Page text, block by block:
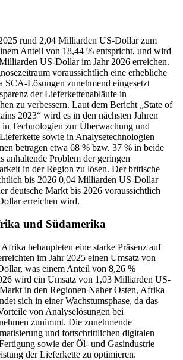
rund 2,04 Milliarden US-Dollar zum
Anteil von 18,44 % entspricht, und wird
US-Dollar im Jahr 2026 erreichen.
voraussichtlich eine erhebliche
SCA-Lösungen zunehmend eingesetzt
der Lieferkettenabläufe in
zu verbessern. Laut dem Bericht „State of
2023“ wird es in den nächsten Jahren
Technologien zur Überwachung und
sowie in Analysetechnologien
betragen etwa 68 % bzw. 37 % in beide
anhaltende Problem der geringen
in der Region zu lösen. Der britische
bis 2026 0,04 Milliarden US-Dollar
deutsche Markt bis 2026 voraussichtlich
erreichen wird.
und Südamerika
behaupteten eine starke Präsenz auf
im Jahr 2025 einen Umsatz von
was einem Anteil von 8,26 %
wird ein Umsatz von 1,03 Milliarden US-
in den Regionen Naher Osten, Afrika
sich in einer Wachstumsphase, da das
von Analyselösungen bei
zunimmt. Die zunehmende
und fortschrittlichen digitalen
sowie der Öl- und Gasindustrie
der Lieferkette zu optimieren.